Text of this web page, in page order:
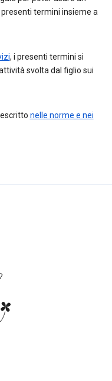
termini insieme a
, i presenti termini si
svolta dal figlio sui
nelle norme e nei